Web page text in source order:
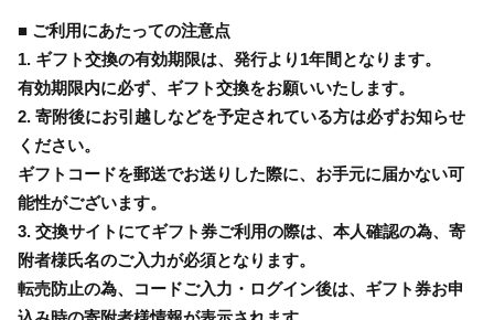
■ ご利用にあたっての注意点
1. ギフト交換の有効期限は、発行より1年間となります。
有効期限内に必ず、ギフト交換をお願いいたします。
2. 寄附後にお引越しなどを予定されている方は必ずお知らせ
ください。
ギフトコードを郵送でお送りした際に、お手元に届かない可
能性がございます。
3. 交換サイトにてギフト券ご利用の際は、本人確認の為、寄
附者様氏名のご入力が必須となります。
転売防止の為、コードご入力・ログイン後は、ギフト券お申